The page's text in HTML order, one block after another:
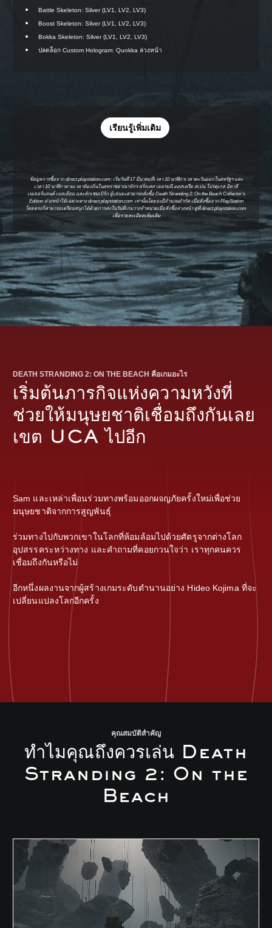
Battle Skeleton: Silver (LV1, LV2, LV3)
Boost Skeleton: Silver (LV1, LV2, LV3)
Bokka Skeleton: Silver (LV1, LV2, LV3)
ปลดล็อก Custom Hologram: Quokka ล่วงหน้า
เรียนรู้เพิ่มเติม
ข้อมูลการซื้อจาก direct.playstation.com: เริ่มวันที่ 17 มีนาคมที่เวลา 10 นาฬิกาเวลาตะวันออกในสหรัฐฯ และ
เวลา 10 นาฬิกาตามเวลาท้องถิ่นในสหราชอาณาจักร ฝรั่งเศส เยอรมนี ออสเตรีย สเปน โปรตุเกส อิตาลี
เนเธอร์แลนด์ เบลเยียม และลักเซมเบิร์ก ผู้เล่นจะสามารถสั่งซื้อ Death Stranding 2: On the Beach Collector’s
Edition ล่วงหน้าได้เฉพาะทางdirect.playstation.comเท่านั้นโดยจะมีจำนวนจำกัด เมื่อสั่งซื้อจาก PlayStation
โดยตรงก็สามารถเตรียมสนุกได้ด้วยการส่งในวันที่เกมวางจำหน่ายเมื่อสั่งซื้อล่วงหน้า ดูที่direct.playstation.com
เพื่อรายละเอียดเพิ่มเติม
DEATH STRANDING 2: ON THE BEACH คือเกมอะไร
เริ่มต้นภารกิจแห่งความหวังที่
ช่วยให้มนุษยชาติเชื่อมถึงกันเลย
เขต UCA ไปอีก
Sam และเหล่าเพื่อนร่วมทางพร้อมออกผจญภัยครั้งใหม่เพื่อช่วย
มนุษยชาติจากการสูญพันธุ์
ร่วมทางไปกับพวกเขาในโลกที่ห้อมล้อมไปด้วยศัตรูจากต่างโลก
อุปสรรคระหว่างทาง และคำถามที่คอยกวนใจว่า เราทุกคนควร
เชื่อมถึงกันหรือไม่
อีกหนึ่งผลงานจากผู้สร้างเกมระดับตำนานอย่าง Hideo Kojima ที่จะ
เปลี่ยนแปลงโลกอีกครั้ง
คุณสมบัติสำคัญ
ทำไมคุณถึงควรเล่น Death
Stranding 2: On the
Beach